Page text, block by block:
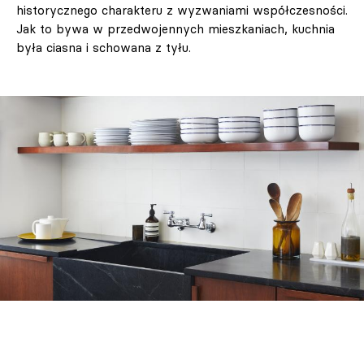
historycznego charakteru z wyzwaniami współczesności.
Jak to bywa w przedwojennych mieszkaniach, kuchnia
była ciasna i schowana z tyłu.